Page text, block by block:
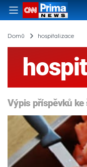
Domů hospitalizace
Výpis příspěvků ke